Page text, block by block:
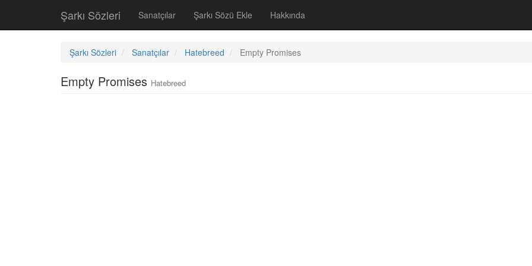
Şarkı Sözleri Sanatçılar Şarkı Sözü Ekle Hakkında
Şarkı Sözleri Sanatçılar Hatebreed Empty Promises
Empty Promises Hatebreed